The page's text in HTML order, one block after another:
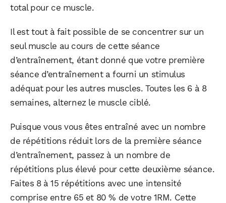
total pour ce muscle.
Il est tout à fait possible de se concentrer sur un
seul muscle au cours de cette séance
d’entraînement, étant donné que votre première
séance d’entraînement a fourni un stimulus
adéquat pour les autres muscles. Toutes les 6 à 8
semaines, alternez le muscle ciblé.
Puisque vous vous êtes entraîné avec un nombre
de répétitions réduit lors de la première séance
d’entraînement, passez à un nombre de
répétitions plus élevé pour cette deuxième séance.
Faites 8 à 15 répétitions avec une intensité
comprise entre 65 et 80 % de votre 1RM. Cette